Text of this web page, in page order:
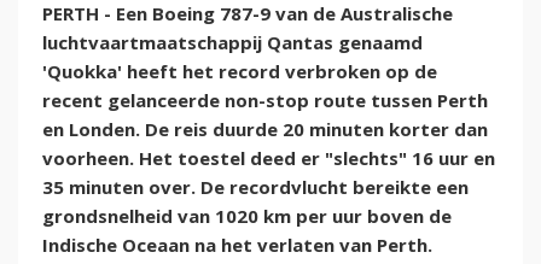
PERTH - Een Boeing 787-9 van de Australische
luchtvaartmaatschappij Qantas genaamd
'Quokka' heeft het record verbroken op de
recent gelanceerde non-stop route tussen Perth
en Londen. De reis duurde 20 minuten korter dan
voorheen. Het toestel deed er "slechts" 16 uur en
35 minuten over. De recordvlucht bereikte een
grondsnelheid van 1020 km per uur boven de
Indische Oceaan na het verlaten van Perth.